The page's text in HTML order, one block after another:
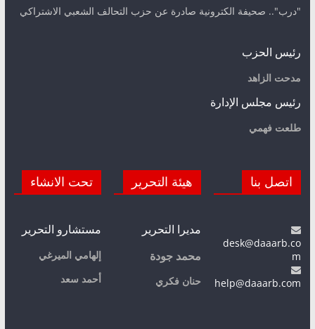
"درب".. صحيفة الكترونية صادرة عن حزب التحالف الشعبي الاشتراكي
رئيس الحزب
مدحت الزاهد
رئيس مجلس الإدارة
طلعت فهمي
اتصل بنا
desk@daaarb.co
m
help@daaarb.com
هيئة التحرير
مديرا التحرير
محمد جودة
حنان فكري
تحت الانشاء
مستشارو التحرير
إلهامي الميرغي
أحمد سعد